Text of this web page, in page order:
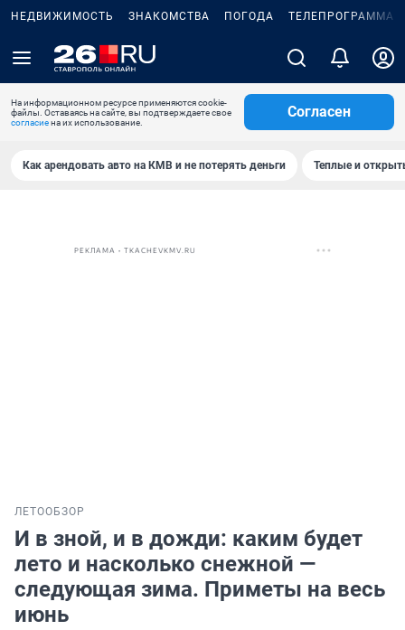
НЕДВИЖИМОСТЬ ЗНАКОМСТВА ПОГОДА ТЕЛЕПРОГРАММА
На информационном ресурсе применяются cookie-
файлы. Оставаясь на сайте, вы подтверждаете свое
согласиена их использование.
Согласен
Как арендовать авто на КМВ и не потерять деньги Теплые и
РЕКЛАМА • TKACHEVKMV.RU
ЛЕТООБЗОР
И в зной, и в дожди: каким будет
лето и насколько снежной —
следующая зима. Приметы на весь
июнь